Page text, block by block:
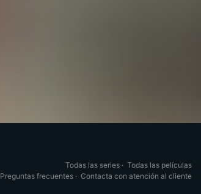
Todas las series · Todas las películas
Preguntas frecuentes · Contacta con atención al cliente